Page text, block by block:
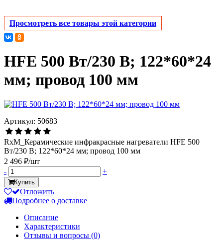
Просмотреть все товары этой категории
HFE 500 Вт/230 В; 122*60*24
мм; провод 100 мм
Артикул: 50683
RxM_Керамические инфракрасные нагреватели HFE 500
Вт/230 В; 122*60*24 мм; провод 100 мм
2 496 ₽/шт
-
+
Купить
Отложить
Подробнее о доставке
Описание
Характеристики
Отзывы и вопросы (0)